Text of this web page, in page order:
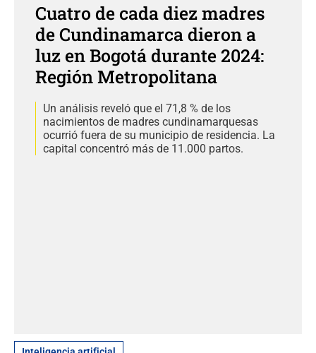
Cuatro de cada diez madres
de Cundinamarca dieron a
luz en Bogotá durante 2024:
Región Metropolitana
Un análisis reveló que el 71,8 % de los
nacimientos de madres cundinamarquesas
ocurrió fuera de su municipio de residencia. La
capital concentró más de 11.000 partos.